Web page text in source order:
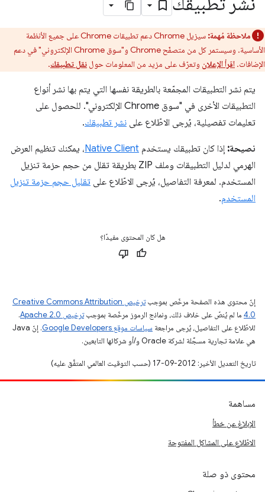
ملاحظة مُهمة:
سيزيل Chrome دعم تطبيقات Chrome على جميع الأنظمة
الأساسية. وسيستمر كل من متصفّح Chrome و"سوق Chrome الإلكتروني" في دعم
الإضافات. اقرأ الإعلان وتعرّف على مزيد من المعلومات حول نقل تطبيقك.
يتم نشر التطبيقات المجمّعة بالطريقة نفسها التي يتم بها نشر أنواع
التطبيقات الأخرى في "سوق Chrome الإلكتروني". للحصول على
تعليمات تفصيلية، يُرجى الاطّلاع على نشر تطبيقك.
نصيحة: إذا كان تطبيقك يستخدم Native Client، يمكنك تنظيم العرض
الهرمي لدليل التطبيقات وملف ZIP بطريقة تقلل من حجم حزمة تنزيل
المستخدم. لمعرفة التفاصيل، يُرجى الاطّلاع على تقليل حجم حزمة تنزيل
المستخدم.
هل كان المحتوى مفيدًا؟
إنّ محتوى هذه الصفحة مرخّص بموجب
ترخيص Creative Commons Attribution
4.0‏ ما لم يُنصّ على خلاف ذلك، ونماذج الرموز مرخّصة بموجبترخيص Apache 2.0‏
.
للاطّلاع على التفاصيل، يُرجى مراجعة سياسات موقع Google Developers‏
. إنّ Java
هي علامة تجارية مسجَّلة لشركة Oracle و/أو شركائها التابعين.
تاريخ التعديل الأخير: 2012-09-17 (حسب التوقيت العالمي المتفَّق عليه)
مساهمة
الإبلاغ عن خطأ
الاطّلاع على المشاكل المفتوحة
محتوى ذو صلة